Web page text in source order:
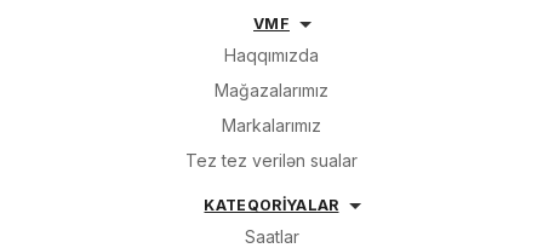
VMF
Haqqımızda
Mağazalarımız
Markalarımız
Tez tez verilən sualar
KATEQORİYALAR
Saatlar